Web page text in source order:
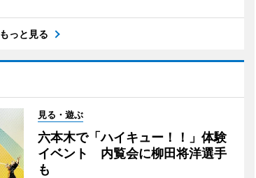
もっと見る
見る・遊ぶ
六本木で「ハイキュー！！」体験
イベント 内覧会に柳田将洋選手
も